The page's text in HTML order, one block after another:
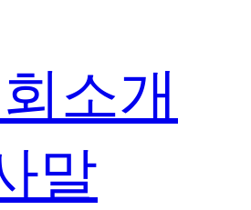
소개
말